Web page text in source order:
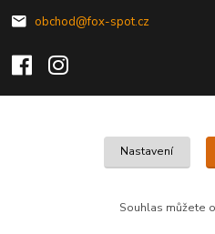
obchod@fox-spot.cz
Upravit sběr
FOX's elektro z
Nastavení
Souhlas můžete